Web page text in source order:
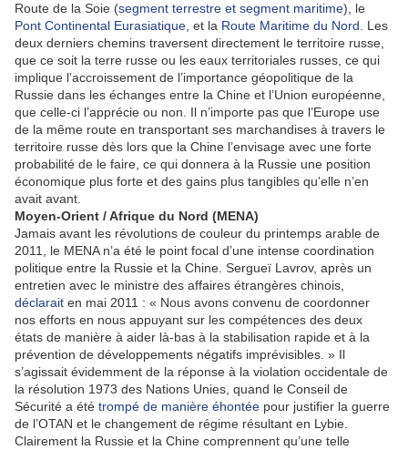
Route de la Soie (segment terrestre et segment maritime), le
Pont Continental Eurasiatique , et la Route Maritime du Nord . Les
deux derniers chemins traversent directement le territoire russe,
que ce soit la terre russe ou les eaux territoriales russes, ce qui
implique l’accroissement de l’importance géopolitique de la
Russie dans les échanges entre la Chine et l’Union européenne,
que celle-ci l’apprécie ou non. Il n’importe pas que l’Europe use
de la même route en transportant ses marchandises à travers le
territoire russe dès lors que la Chine l’envisage avec une forte
probabilité de le faire, ce qui donnera à la Russie une position
économique plus forte et des gains plus tangibles qu’elle n’en
avait avant.
Moyen-Orient / Afrique du Nord (MENA)
Jamais avant les révolutions de couleur du printemps arable de
2011, le MENA n’a été le point focal d’une intense coordination
politique entre la Russie et la Chine. Sergueï Lavrov, après un
entretien avec le ministre des affaires étrangères chinois,
déclarait en mai 2011 : « Nous avons convenu de coordonner
nos efforts en nous appuyant sur les compétences des deux
états de manière à aider là-bas à la stabilisation rapide et à la
prévention de développements négatifs imprévisibles. » Il
s’agissait évidemment de la réponse à la violation occidentale de
la résolution 1973 des Nations Unies, quand le Conseil de
Sécurité a été trompé de manière éhontée pour justifier la guerre
de l’OTAN et le changement de régime résultant en Lybie.
Clairement la Russie et la Chine comprennent qu’une telle